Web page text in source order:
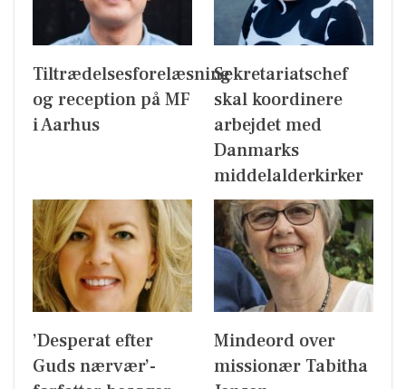
Tiltrædelsesforelæsning
og reception på MF
i Aarhus
Sekretariatschef
skal koordinere
arbejdet med
Danmarks
middelalderkirker
’Desperat efter
Guds nærvær’-
Mindeord over
missionær Tabitha